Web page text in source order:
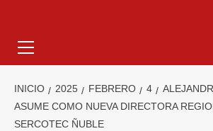
INICIO 2025 FEBRERO 4
ASUME COMO NUEVA DIRECTORA
SERCOTEC ÑUBLE